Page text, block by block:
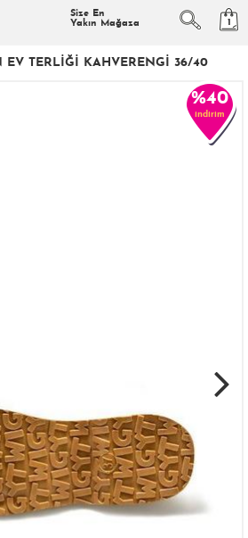
Size En
Yakın Mağaza
1
TERLIĞI KAHVERENGI 36/40
%40
indirim